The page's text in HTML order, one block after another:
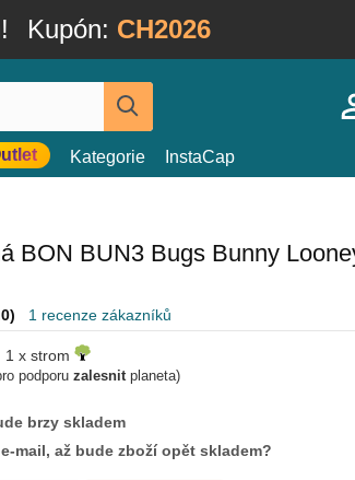
Kupón: CH2026
Kategorie InstaCap
BON BUN3 Bugs Bunny
1 recenze zákazníků
1 x strom
podporu zalesnitplaneta)
brzy skladem
mail, až bude zboží opět skladem?